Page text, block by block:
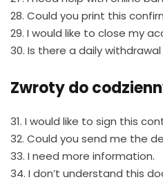
28. Could you print this
29. I would like to close my
30. Is there a daily
Zwroty do
31. I would like to sign this
32. Could you send me the
33. I need more information.
34. I don’t understand this